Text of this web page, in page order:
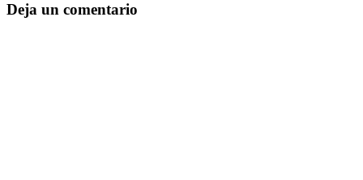
Deja un comentario